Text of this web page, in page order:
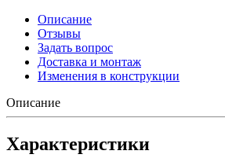
Описание
Отзывы
Задать вопрос
Доставка и монтаж
Изменения в конструкции
Описание
Характеристики